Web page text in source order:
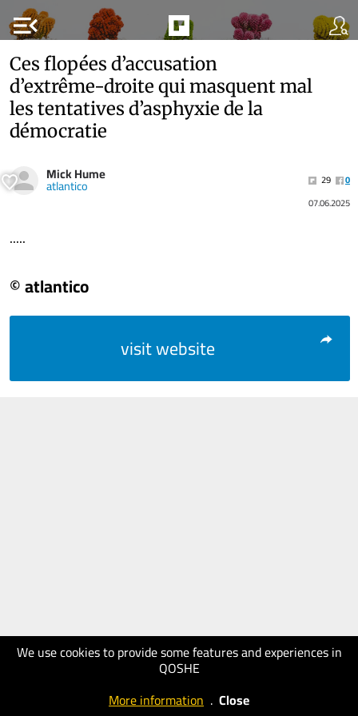
menu_open
We use cookies to provide some features and experiences in
QOSHE
More information . Close
Ces flopées d’accusation
d’extrême-droite qui masquent mal
les tentatives d’asphyxie de la
démocratie
Mick Hume
atlantico 29
0
07.06.2025
.....
© atlantico
visit website